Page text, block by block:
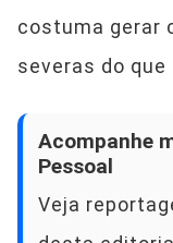
costuma gerar
severas do
Acompanhe
Pessoal
Veja